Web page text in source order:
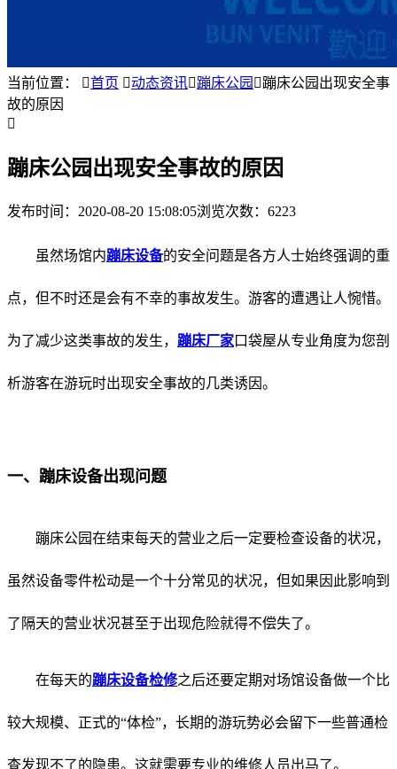
当前位置： 首页 动态资讯蹦床公园 蹦床公园出现安全事
故的原因

蹦床公园出现安全事故的原因
发布时间： 2020-08-20 15:08:05浏览次数：6223
虽然场馆内蹦床设备的安全问题是各方人士始终强调的重
点，但不时还是会有不幸的事故发生。游客的遭遇让人惋惜。
为了减少这类事故的发生， 蹦床厂家口袋屋从专业角度为您剖
析游客在游玩时出现安全事故的几类诱因。
一、蹦床设备出现问题
蹦床公园在结束每天的营业之后一定要检查设备的状况，
虽然设备零件松动是一个十分常见的状况，但如果因此影响到
了隔天的营业状况甚至于出现危险就得不偿失了。
在每天的蹦床设备检修之后还要定期对场馆设备做一个比
较大规模、正式的“体检”，长期的游玩势必会留下一些普通检
查发现不了的隐患。这就需要专业的维修人员出马了。